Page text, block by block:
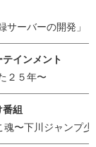
サーバーの開発」
インメント
２５年〜
組
〜下川ジャンプ